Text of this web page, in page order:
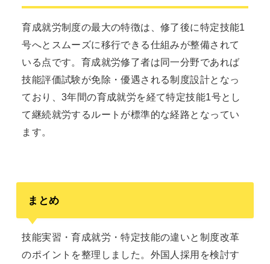
育成就労制度の最大の特徴は、修了後に特定技能1
号へとスムーズに移行できる仕組みが整備されて
いる点です。育成就労修了者は同一分野であれば
技能評価試験が免除・優遇される制度設計となっ
ており、3年間の育成就労を経て特定技能1号とし
て継続就労するルートが標準的な経路となってい
ます。
まとめ
技能実習・育成就労・特定技能の違いと制度改革
のポイントを整理しました。外国人採用を検討す